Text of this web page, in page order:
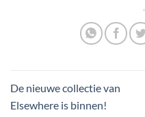
De nieuwe collectie van
Elsewhere is binnen!